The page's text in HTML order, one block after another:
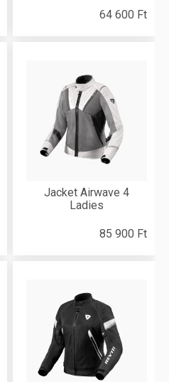
64 600 Ft
Jacket Airwave 4
Ladies
85 900 Ft